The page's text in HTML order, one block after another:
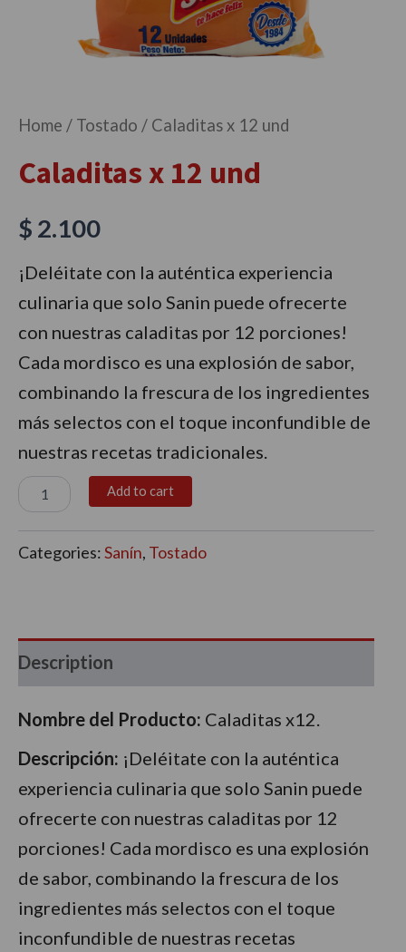
Home / Tostado / Caladitas x 12 und
Caladitas x 12 und
$ 2.100
¡Deléitate con la auténtica experiencia
culinaria que solo Sanin puede ofrecerte
con nuestras caladitas por 12 porciones!
Cada mordisco es una explosión de sabor,
combinando la frescura de los ingredientes
más selectos con el toque inconfundible de
nuestras recetas tradicionales.
Add to cart
Categories:Sanín, Tostado
Description
Nombre del Producto: Caladitas x12.
Descripción: ¡Deléitate con la auténtica
experiencia culinaria que solo Sanin puede
ofrecerte con nuestras caladitas por 12
porciones! Cada mordisco es una explosión
de sabor, combinando la frescura de los
ingredientes más selectos con el toque
inconfundible de nuestras recetas